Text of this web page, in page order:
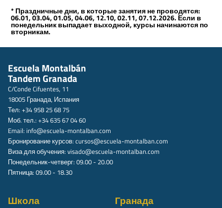
* Праздничные дни, в которые занятия не проводятся:
06.01, 03.04, 01.05, 04.06, 12.10, 02.11, 07.12.2026. Если в
понедельник выпадает выходной, курсы начинаются по
вторникам.
Escuela Montalbán
Tandem Granada
C/Conde Cifuentes, 11
18005 Гранада, Испания
Тел: +34 958 25 68 75
Моб. тел.: +34 635 67 04 60
Email: info@escuela-montalban.com
Бронирование курсов: cursos@escuela-montalban.com
Виза для обучения: visado@escuela-montalban.com
Понедельник-четверг: 09.00 - 20.00
Пятница: 09.00 - 18.30
Школа Гранада